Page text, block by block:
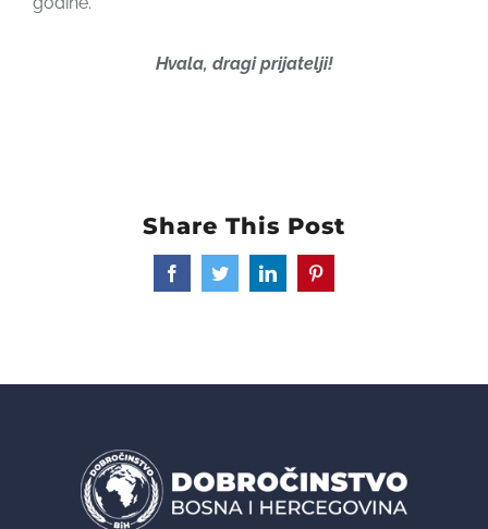
Hvala, dragi prijatelji!
Share This Post
FacebookTwitterLinkedInPinterest